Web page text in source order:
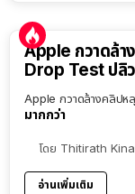
Apple กวาดล้า
Drop Test ปลิ
Apple กวาดล้างคลิปห
มากกว่า
โดย Thitirath
อ่านเพิ่มเติม